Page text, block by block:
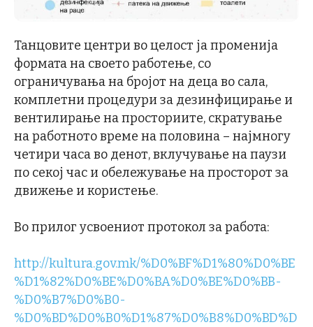
Танцовите центри во целост ја променија
формата на своето работење, со
ограничувања на бројот на деца во сала,
комплетни процедури за дезинфицирање и
вентилирање на просториите, скратување
на работното време на половина – најмногу
четири часа во денот, вклучување на паузи
по секој час и обележување на просторот за
движење и користење.
Во прилог усвоениот протокол за работа:
http://kultura.gov.mk/%D0%BF%D1%80%D0%BE
%D1%82%D0%BE%D0%BA%D0%BE%D0%BB-
%D0%B7%D0%B0-
%D0%BD%D0%B0%D1%87%D0%B8%D0%BD%D